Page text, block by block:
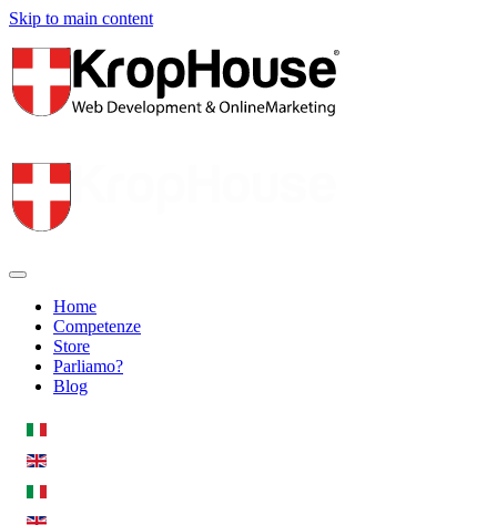
Skip to main content
Home
Competenze
Store
Parliamo?
Blog